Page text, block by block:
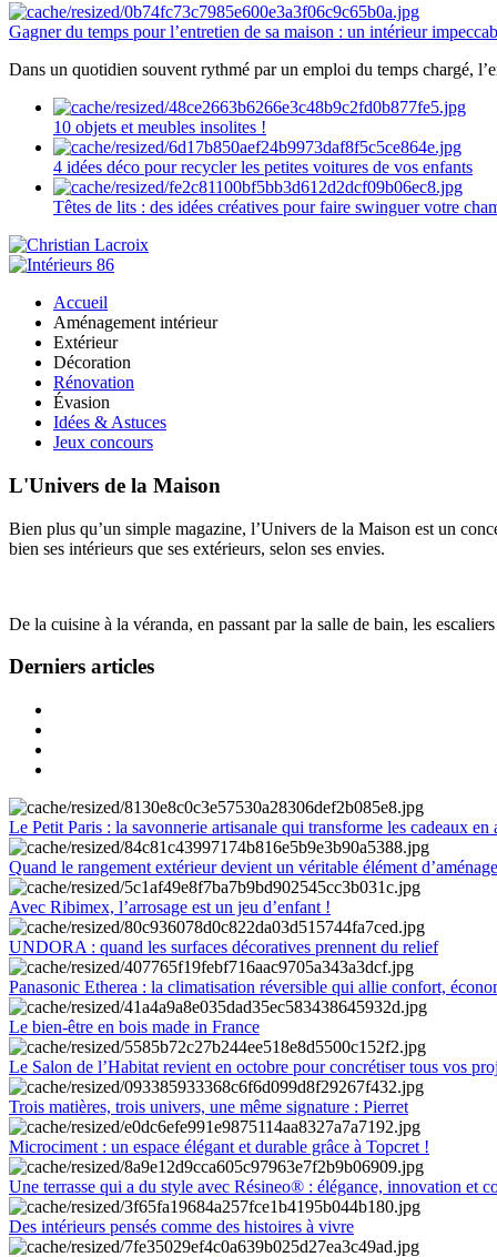
Gagner du temps pour l’entretien de sa maison : un intérieur
Dans un quotidien souvent rythmé par un emploi du temps chargé,
10 objets et meubles insolites !
4 idées déco pour recycler les petites voitures de vos enfants
Têtes de lits : des idées créatives pour faire swinguer votre
Accueil
Aménagement intérieur
Extérieur
Décoration
Rénovation
Évasion
Idées & Astuces
Jeux concours
L'Univers de la Maison
Bien plus qu’un simple magazine, l’Univers de la Maison est un
bien ses intérieurs que ses extérieurs, selon ses envies.
De la cuisine à la véranda, en passant par la salle de bain, les
Derniers articles
Le Petit Paris : la savonnerie artisanale qui transforme les cadeaux en
Quand le rangement extérieur devient un véritable élément
Avec Ribimex, l’arrosage est un jeu d’enfant !
UNDORA : quand les surfaces décoratives prennent du relief
Panasonic Etherea : la climatisation réversible qui allie confort,
Le bien-être en bois made in France
Le Salon de l’Habitat revient en octobre pour concrétiser tous vos
Trois matières, trois univers, une même signature : Pierret
Microciment : un espace élégant et durable grâce à Topcret !
Une terrasse qui a du style avec Résineo® : élégance, innovation et
Des intérieurs pensés comme des histoires à vivre